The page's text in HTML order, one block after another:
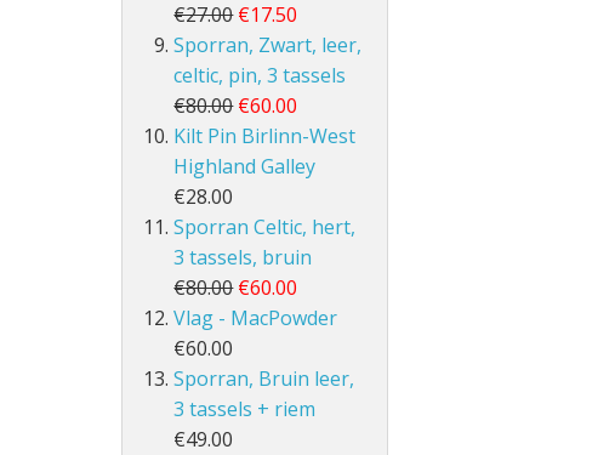
€27.00 €17.50
Sporran, Zwart, leer,
celtic, pin, 3 tassels
€80.00 €60.00
Kilt Pin Birlinn-West
Highland Galley
€28.00
Sporran Celtic, hert,
3 tassels, bruin
€80.00 €60.00
Vlag - MacPowder
€60.00
Sporran, Bruin leer,
3 tassels + riem
€49.00